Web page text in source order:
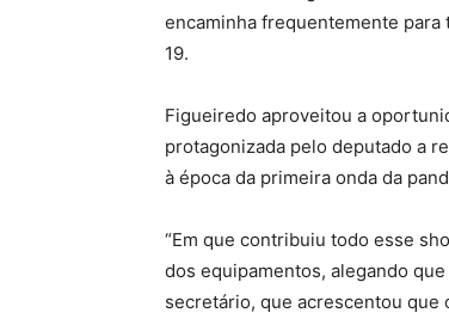
encaminha frequentemente para
19.
Figueiredo aproveitou a
protagonizada pelo deputado a
à época da primeira onda da
“Em que contribuiu todo esse
dos equipamentos, alegando
secretário, que acrescentou que